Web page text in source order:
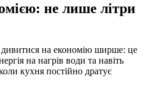
не лише літри
на економію ширше: це
на нагрів води та навіть
кухня постійно дратує